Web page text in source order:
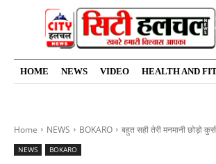
HOME NEWS VIDEO HEALTH AND
Home NEWS BOKARO बहुत सही तेरी मनमानी छोड़ो
NEWS BOKARO